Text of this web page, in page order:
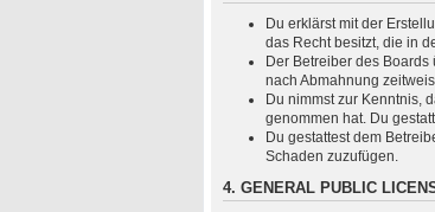
Du erklärst mit der
das Recht besitzt, die in
Der Betreiber des
nach Abmahnung
Du nimmst zur Kenntnis,
genommen hat. Du
Du gestattest dem
Schaden zuzufügen.
4. GENERAL PUBLIC